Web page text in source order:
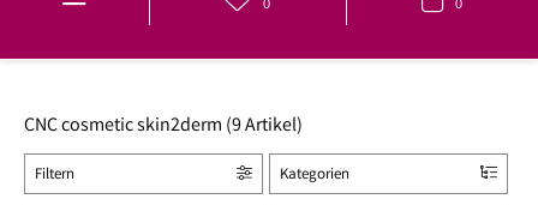
0 0
CNC cosmetic skin2derm (9 Artikel)
Kategorien
Filtern